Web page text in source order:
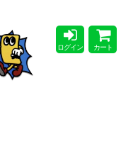
ログイン カート